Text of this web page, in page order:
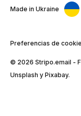
Made in Ukraine
Preferencias de
© 2026 Stripо.email -
Unsplash y Pixabay.